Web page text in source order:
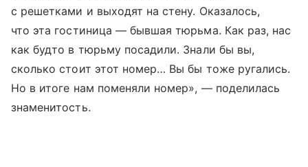
с решетками и выходят на стену. Оказалось,
что эта гостиница — бывшая тюрьма. Как раз, нас
как будто в тюрьму посадили. Знали бы вы,
сколько стоит этот номер… Вы бы тоже ругались.
Но в итоге нам поменяли номер», — поделилась
знаменитость.